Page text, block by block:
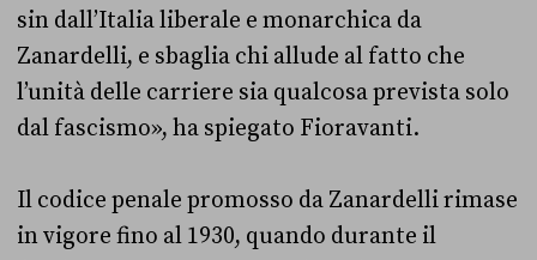
sin dall’Italia liberale e monarchica da
Zanardelli, e sbaglia chi allude al fatto che
l’unità delle carriere sia qualcosa prevista solo
dal fascismo», ha spiegato Fioravanti.
Il codice penale promosso da Zanardelli rimase
in vigore fino al 1930, quando durante il